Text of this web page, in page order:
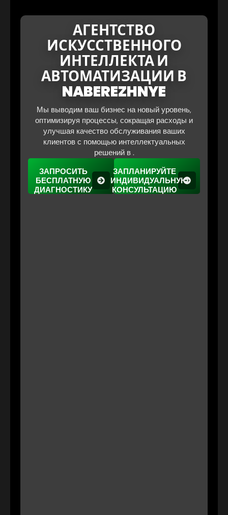
АГЕНТСТВО
ИСКУССТВЕННОГО
ИНТЕЛЛЕКТА И
АВТОМАТИЗАЦИИ В
NABEREZHNYE
Мы выводим ваш бизнес на новый уровень,
оптимизируя процессы, сокращая расходы и
улучшая качество обслуживания ваших
клиентов с помощью интеллектуальных
решений в .
ЗАПРОСИТЬ
БЕСПЛАТНУЮ
ДИАГНОСТИКУ
ЗАПЛАНИРУЙТЕ
ИНДИВИДУАЛЬНУЮ
КОНСУЛЬТАЦИЮ